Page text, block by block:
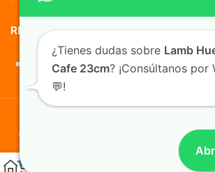
REDES SOCIALES
TusMascotas.cl
¿Tienes dudas sobre Lamb
Cafe 23cm? ¡Consúltanos por
💬!